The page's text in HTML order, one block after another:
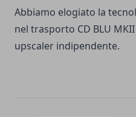
Abbiamo elogiato la
nel trasporto CD BLU
upscaler indipendente.